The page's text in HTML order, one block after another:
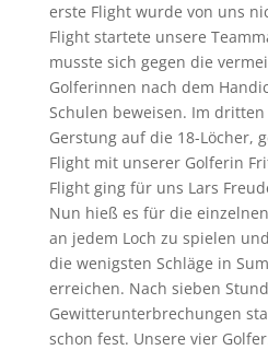
erste Flight wurde von uns
Flight startete unsere
musste sich gegen die
Golferinnen nach dem
Schulen beweisen. Im
Gerstung auf die 18-Löcher,
Flight mit unserer Golferin
Flight ging für uns Lars
Nun hieß es für die
an jedem Loch zu spielen
die wenigsten Schläge in
erreichen. Nach sieben
Gewitterunterbrechungen
schon fest. Unsere vier